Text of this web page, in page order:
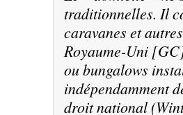
traditionnelles. Il
caravanes et
Royaume-Uni
ou bungalows
indépendamment
droit national (